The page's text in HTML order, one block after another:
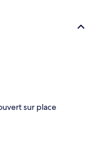
sur place